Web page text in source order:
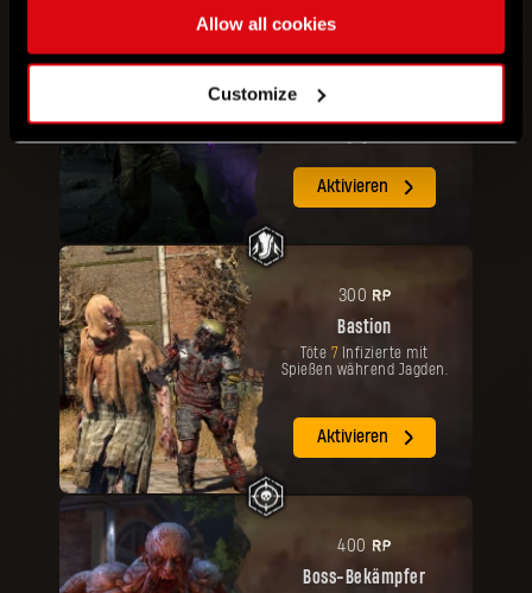
Allow all cookies
Customize
Besiege
infizierte während einer
Aktivieren
300 RP
Bastion
Töte 7 Infizierte mit
Spießen während Jagden.
Aktivieren
400 RP
Boss-Bekämpfer